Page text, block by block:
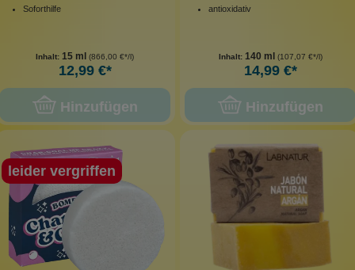
Soforthilfe
Inhalt: 15 ml (866,00 €*/l)
12,99 €*
Hinzufügen
antioxidativ
Inhalt: 140 ml (107,07 €*/l)
14,99 €*
Hinzufügen
leider vergriffen